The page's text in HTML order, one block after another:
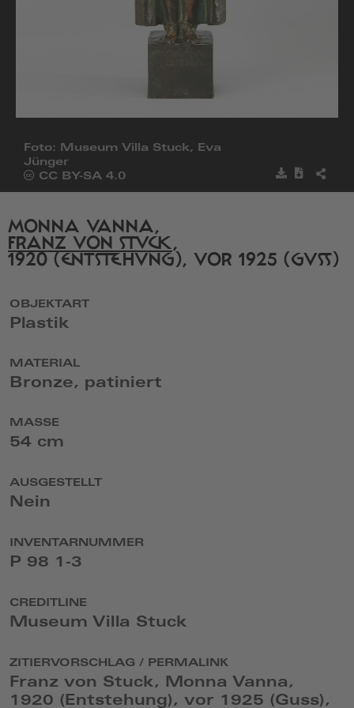
Foto: Museum Villa Stuck, Eva
Jünger
CC BY-SA 4.0Öffnet
die
von
Creative
Commons
in
Bild
BILD
MONNA VANNA,
FRANZ VON STUCK,
1920 (ENTSTEHUNG), VOR 1925 (GUSS)
OBJEKTART
Plastik
MATERIAL
Bronze, patiniert
MASSE
54 cm
AUSGESTELLT
Nein
INVENTARNUMMER
P 98 1-3
CREDITLINE
Museum Villa Stuck
ZITIERVORSCHLAG / PERMALINK
Franz von Stuck, Monna Vanna,
1920 (Entstehung), vor 1925 (Guss),